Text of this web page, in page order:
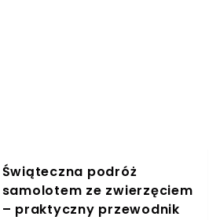
Świąteczna podróż
samolotem ze zwierzęciem
– praktyczny przewodnik